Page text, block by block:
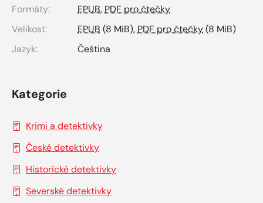
Formáty:
EPUB, PDF pro čtečky
Velikost:
EPUB (8 MiB), PDF pro čtečky(8 MiB)
Jazyk:
Čeština
Kategorie
Krimi a detektivky
České detektivky
Historické detektivky
Severské detektivky